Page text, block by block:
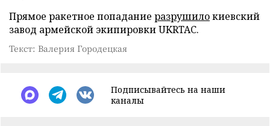
Прямое ракетное попадание разрушилокиевский
завод армейской экипировки UKRTAC.
Текст: Валерия Городецкая
Подписывайтесь на наши
каналы